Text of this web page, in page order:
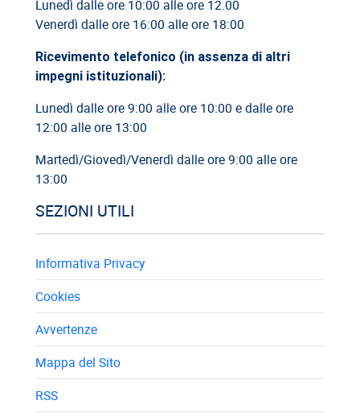
26/05/2026
10/07/2026
reintegra del...
Lunedì dalle ore 10:00 alle ore 12.00
Venerdì dalle ore 16:00 alle ore 18:00
Ricevimento telefonico (in assenza di altri
impegni istituzionali):
Lunedì dalle ore 9:00 alle ore 10:00 e dalle ore
12:00 alle ore 13:00
Martedì/Giovedì/Venerdì dalle ore 9:00 alle ore
13:00
SEZIONI UTILI
Informativa Privacy
Cookies
Avvertenze
Mappa del Sito
RSS